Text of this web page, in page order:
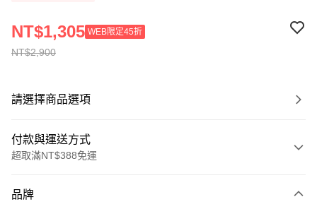
NT$2,900
NT$1,305 WEB限定45折
請選擇商品選項
付款與運送方式
超取滿NT$388免運
信用卡一次付款
品牌